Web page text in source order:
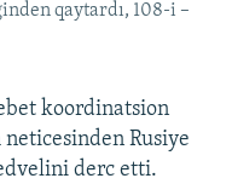
qaytardı, 108-i –
koordinatsion
Rusiye
derc etti.